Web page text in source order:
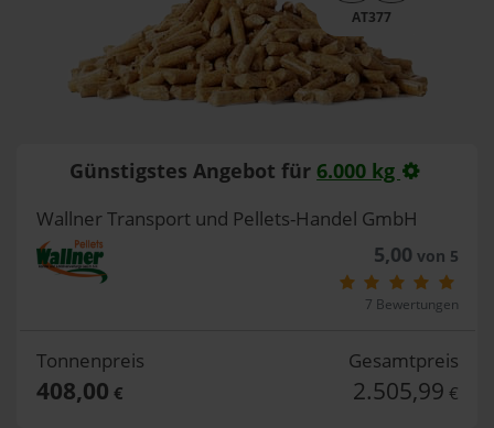
AT377
Günstigstes Angebot für 6.000 kg
Wallner Transport und Pellets-Handel GmbH
5,00 von 5
7 Bewertungen
Tonnenpreis
408,00 €
Gesamtpreis
2.505,99 €